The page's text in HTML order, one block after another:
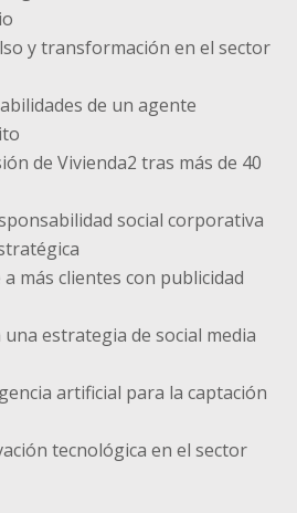
y transformación en el sector
de un agente
de Vivienda2 tras más de 40
social corporativa
más clientes con publicidad
una estrategia de social media
artificial para la captación
tecnológica en el sector